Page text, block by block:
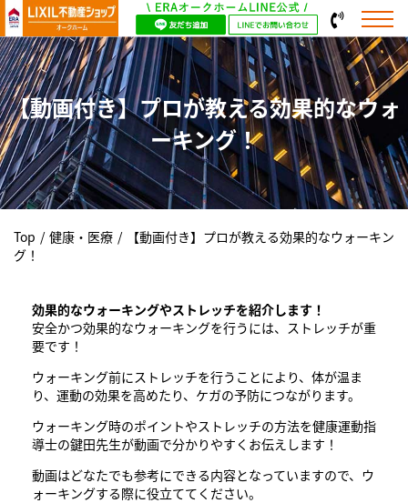
【動画付き】プロが教える効果的なウォ
ーキング！
Top / 健康・医療 /
【動画付き】プロが教える効果的なウォーキン
グ！
効果的なウォーキングやストレッチを紹介します！
安全かつ効果的なウォーキングを行うには、ストレッチが重
要です！
ウォーキング前にストレッチを行うことにより、体が温ま
り、運動の効果を高めたり、ケガの予防につながります。
ウォーキング時のポイントやストレッチの方法を健康運動指
導士の鍵田先生が動画で分かりやすくお伝えします！
動画はどなたでも参考にできる内容となっていますので、ウ
ォーキングする際に役立ててください。